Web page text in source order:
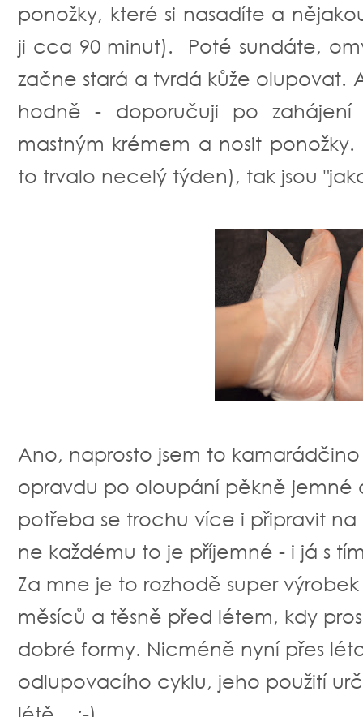
ponožky, které si nasadíte a
ji cca 90 minut). Poté sundáte,
začne stará a tvrdá kůže olupovat.
hodně - doporučuji po zahájení
mastným krémem a nosit
to trvalo necelý týden), tak jsou
Ano, naprosto jsem to
opravdu po oloupání pěkně jemné
potřeba se trochu více i připravit
ne každému to je příjemné - i já s
Za mne je to rozhodě super
měsíců a těsně před létem, kdy
dobré formy. Nicméně nyní přes
odlupovacího cyklu, jeho použití